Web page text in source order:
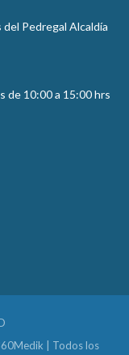
Pedregal Alcaldía
de 10:00 a 15:00 hrs
| Todos los